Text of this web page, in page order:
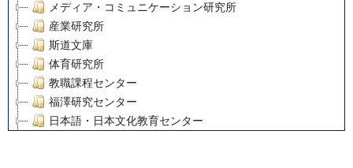
メディア・コミュニケーション研究所
産業研究所
斯道文庫
体育研究所
教職課程センター
福澤研究センター
日本語・日本文化教育センター